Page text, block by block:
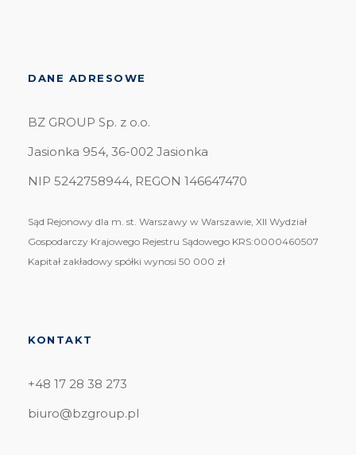
DANE ADRESOWE
BZ GROUP Sp. z o.o.
Jasionka 954, 36-002 Jasionka
NIP 5242758944, REGON 146647470
Sąd Rejonowy dla m. st. Warszawy w Warszawie, XII Wydział
Gospodarczy Krajowego Rejestru Sądowego KRS:0000460507
Kapitał zakładowy spółki wynosi 50 000 zł
KONTAKT
+48 17 28 38 273
biuro@bzgroup.pl